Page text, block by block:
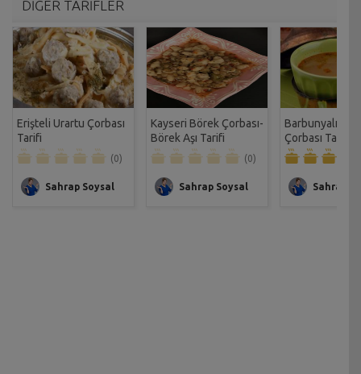
DİĞER TARİFLER
Erişteli Urartu Çorbası
Tarifi
(0)
Sahrap Soysal
Kayseri Börek Çorbası-
Börek Aşı Tarifi
(0)
Sahrap Soysal
Barbunyalı
Çorbası Tarifi
Sahrap